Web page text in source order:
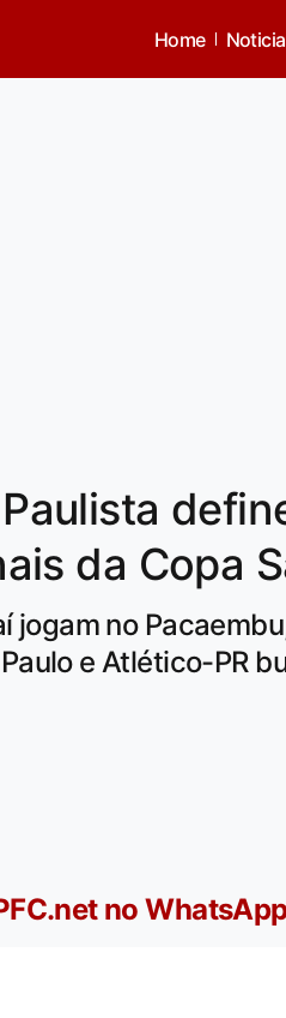
Home
da Copa
jogam no
e Atlético-PR
no